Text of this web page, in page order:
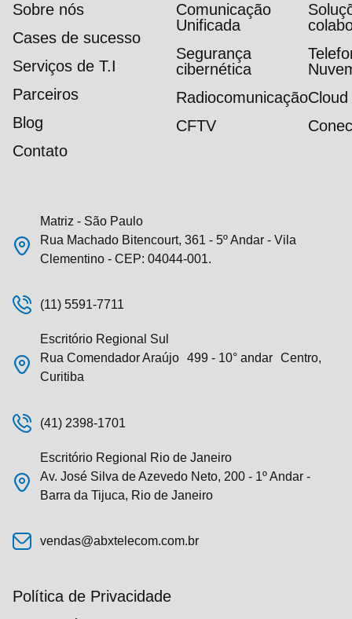
Sobre nós
Cases de sucesso
Serviços de T.I
Parceiros
Blog
Contato
Comunicação
Unificada
Segurança
cibernética
RadiocomunicaçãoCloud
CFTV
Matriz - São Paulo
Rua Machado Bitencourt, 361 - 5º Andar - Vila
Clementino - CEP: 04044-001.
(11) 5591-7711
Escritório Regional Sul
Rua Comendador Araújo 499 - 10° andar Centro,
Curitiba
(41) 2398-1701
Escritório Regional Rio de Janeiro
Av. José Silva de Azevedo Neto, 200 - 1º Andar -
Barra da Tijuca, Rio de Janeiro
vendas@abxtelecom.com.br
Política de Privacidade